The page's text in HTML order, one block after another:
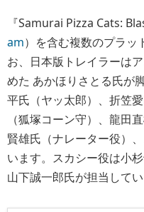
『Samurai Pizza Cats:
am）を含む複数のプラッ
お、日本版トレイラーは
めた あかほりさとる氏が
平氏（ヤッ太郎）、折笠
（狐塚コーン守）、龍田
賢雄氏（ナレーター役）
います。スカシー役は小
山下誠一郎氏が担当してい